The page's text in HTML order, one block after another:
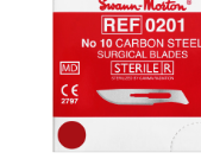
sind.Hochwertiges
zertifiziertem
Formstabilität während
zum Einmalgebrauch:
sterilisiert, wodurch
Arbeit gewährleistet sind.